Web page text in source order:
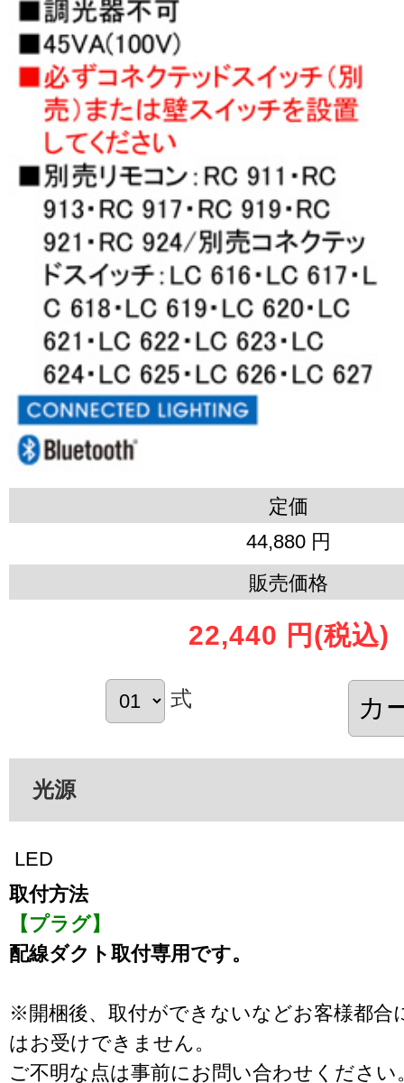
定価
44,880 円
販売価格
22,440 円 (税込)
式
光源
LED
取付方法
【プラグ】
配線ダクト取付専用です。
※開梱後、取付ができないなどお客様都合
はお受けできません。
ご不明な点は事前にお問い合わせください